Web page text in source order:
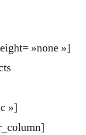
»none »]
»]